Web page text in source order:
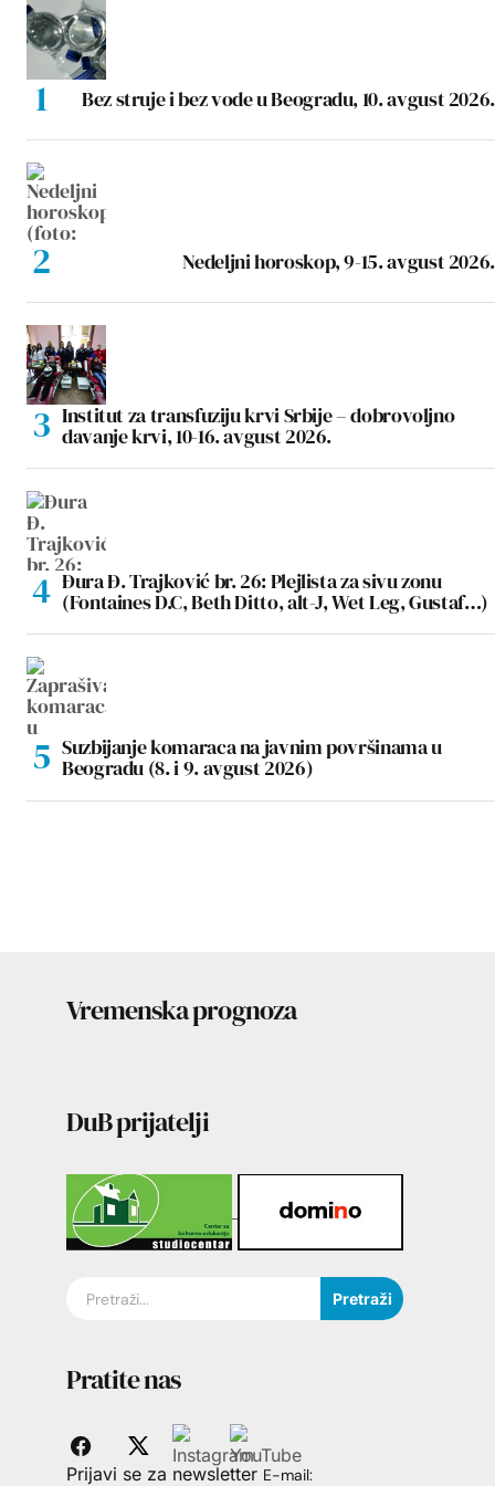
Bez struje i bez vode u Beogradu, 10. avgust 2026.
Nedeljni horoskop, 9-15. avgust 2026.
Institut za transfuziju krvi Srbije – dobrovoljno
davanje krvi, 10-16. avgust 2026.
Đura Đ. Trajković br. 26: Plejlista za sivu zonu
(Fontaines D.C, Beth Ditto, alt-J, Wet Leg, Gustaf…)
Suzbijanje komaraca na javnim površinama u
Beogradu (8. i 9. avgust 2026)
Vremenska prognoza
DuB prijatelji
Pretraži
Pratite nas
Prijavi se za newsletter E-mail: